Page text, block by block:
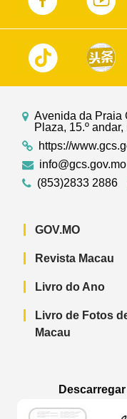
Avenida da Praia
Plaza, 15.º andar,
https://
info@gcs.gov.mo
(853)2833 2886
GOV.MO
Revista Macau
Livro do Ano
Livro de Fotos
Macau